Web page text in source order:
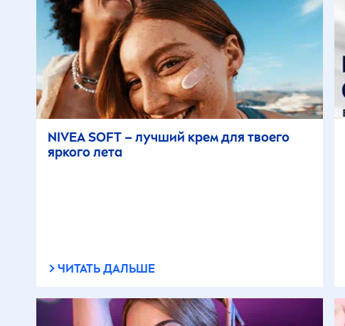
NIVEASOFT – лучший крем для твоего
яркого лета
ЧИТАТЬ ДАЛЬШЕ